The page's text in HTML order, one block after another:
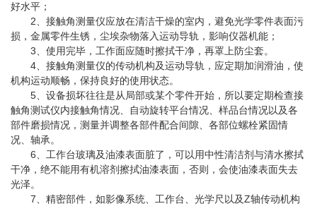
好水平；
2、接触角测量仪应放在清洁干燥的室内，避免光学零件表面污
损，金属零件生锈，尘埃杂物落入运动导轨，影响仪器机能；
3、使用完毕，工作面应随时擦拭干净，再罩上防尘套。
4、接触角测量仪的传动机构及运动导轨，应定期加润滑油，使
机构运动顺畅，保持良好的使用状态。
5、设备损坏往往是从局部或某个零件开始，所以要定期检查接
触角测试仪内接触角情况、自动旋转平台情况、样品台情况以及各
部件磨损情况，测量并调整各部件配合间隙、各部位螺栓紧固情
况、轴承。
6、工作台玻璃及油漆表面脏了，可以用中性清洁剂与清水擦拭
干净，绝不能用有机溶剂擦拭油漆表面，否则，会使油漆表面失去
光泽。
7、精密部件，如影像系统、工作台、光学尺以及Z轴传动机构